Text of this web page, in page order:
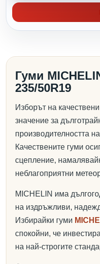
Гуми
235/50R19
Изборът на
значение за
производителността
Качествените гуми
сцепление,
неблагоприятни
MICHELIN има
на издръжливи,
Избирайки гуми
спокойни, че
на най-строгите